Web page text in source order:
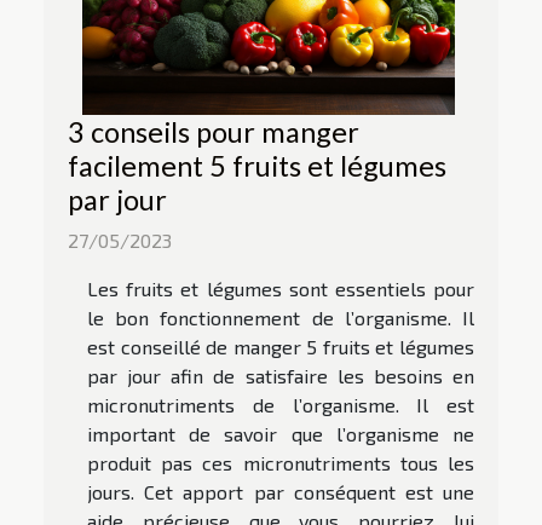
3 conseils pour manger
facilement 5 fruits et légumes
par jour
27/05/2023
Les fruits et légumes sont essentiels pour
le bon fonctionnement de l’organisme. Il
est conseillé de manger 5 fruits et légumes
par jour afin de satisfaire les besoins en
micronutriments de l’organisme. Il est
important de savoir que l’organisme ne
produit pas ces micronutriments tous les
jours. Cet apport par conséquent est une